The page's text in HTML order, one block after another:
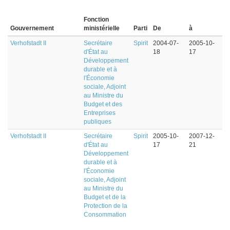
Gouvernement
Fonction
ministérielle
Parti De à
Verhofstadt II
Secrétaire
d'État au
Développement
durable et à
l'Économie
sociale, Adjoint
au Ministre du
Budget et des
Entreprises
publiques
Spirit
2004-07-
18
2005-10-
17
Verhofstadt II
Secrétaire
d'État au
Développement
durable et à
l'Économie
sociale, Adjoint
au Ministre du
Budget et de la
Protection de la
Consommation
Spirit
2005-10-
17
2007-12-
21